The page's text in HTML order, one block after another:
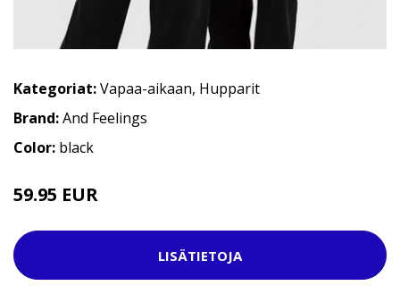
Kategoriat:Vapaa-aikaan, Hupparit
Brand:And Feelings
Color: black
59.95 EUR
LISÄTIETOJA